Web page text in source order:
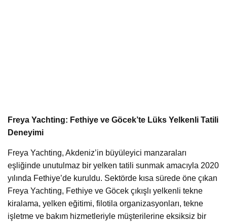
Freya Yachting: Fethiye ve Göcek’te Lüks Yelkenli Tatili
Deneyimi
Freya Yachting, Akdeniz’in büyüleyici manzaraları
eşliğinde unutulmaz bir yelken tatili sunmak amacıyla 2020
yılında Fethiye’de kuruldu. Sektörde kısa sürede öne çıkan
Freya Yachting, Fethiye ve Göcek çıkışlı yelkenli tekne
kiralama, yelken eğitimi, filotila organizasyonları, tekne
işletme ve bakım hizmetleriyle müşterilerine eksiksiz bir